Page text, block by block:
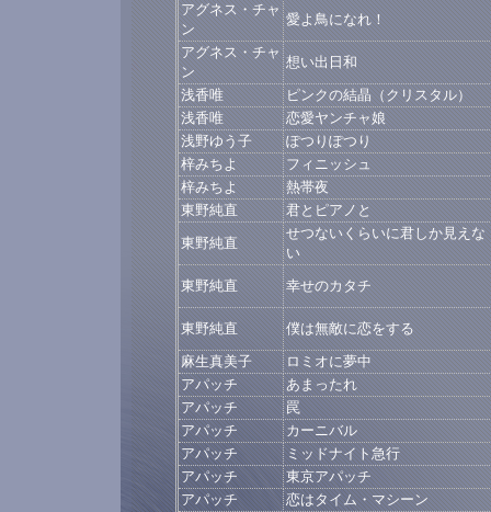
アグネス・チャ
ン
愛よ鳥になれ！
アグネス・チャ
ン
想い出日和
浅香唯
ピンクの結晶（クリスタル）
浅香唯
恋愛ヤンチャ娘
浅野ゆう子
ぽつりぽつり
梓みちよ
フィニッシュ
梓みちよ
熱帯夜
東野純直
君とピアノと
東野純直
せつないくらいに君しか見えな
い
東野純直
幸せのカタチ
東野純直
僕は無敵に恋をする
麻生真美子
ロミオに夢中
アパッチ
あまったれ
アパッチ
罠
アパッチ
カーニバル
アパッチ
ミッドナイト急行
アパッチ
東京アパッチ
アパッチ
恋はタイム・マシーン